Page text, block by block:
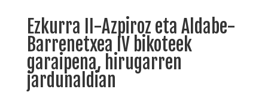
Ezkurra II-Azpiroz eta Aldabe-
Barrenetxea IV bikoteek
garaipena, hirugarren
jardunaldian